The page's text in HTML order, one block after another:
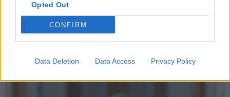
Opted Out
CONFIRM
Data Deletion Data Access Privacy Policy